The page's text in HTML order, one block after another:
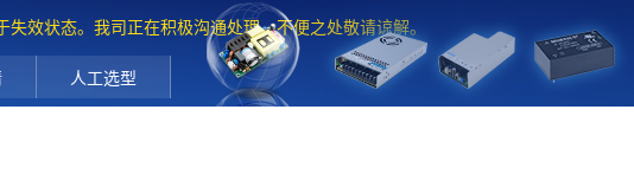
效状态。我司正在积极沟通处理，不便之处敬请谅解。
人工选型